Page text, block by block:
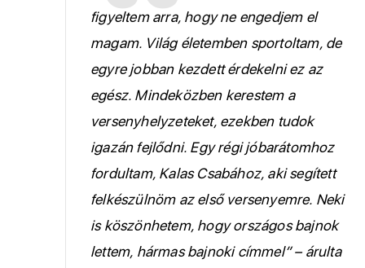
figyeltem arra, hogy ne engedjem el
magam. Világ életemben sportoltam, de
egyre jobban kezdett érdekelni ez az
egész. Mindeközben kerestem a
versenyhelyzeteket, ezekben tudok
igazán fejlődni. Egy régi jóbarátomhoz
fordultam, Kalas Csabához, aki segített
felkészülnöm az első versenyemre. Neki
is köszönhetem, hogy országos bajnok
lettem, hármas bajnoki címmel” – árulta